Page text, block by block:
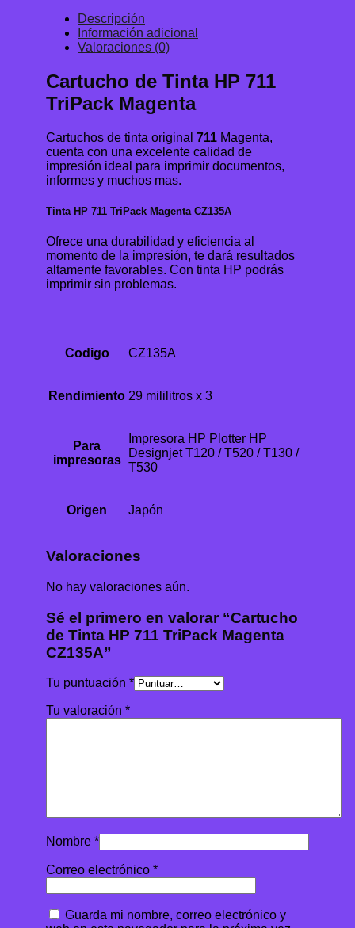
Descripción
Información adicional
Valoraciones (0)
Cartucho de Tinta HP 711
TriPack Magenta
Cartuchos de tinta original 711 Magenta,
cuenta con una excelente calidad de
impresión ideal para imprimir documentos,
informes y muchos mas.
Tinta HP 711 TriPack Magenta CZ135A
Ofrece una durabilidad y eficiencia al
momento de la impresión, te dará resultados
altamente favorables. Con tinta HP podrás
imprimir sin problemas.
Codigo CZ135A
Rendimiento 29 mililitros x 3
Para
impresoras
Impresora HP Plotter HP
Designjet T120 / T520 / T130 /
T530
Origen Japón
Valoraciones
No hay valoraciones aún.
Sé el primero en valorar “Cartucho
de Tinta HP 711 TriPack Magenta
CZ135A”
Tu puntuación *
Tu valoración *
Nombre *
Correo electrónico *
Guarda mi nombre, correo electrónico y